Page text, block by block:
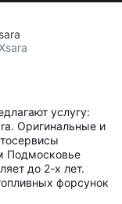
услугу:
Оригинальные и
Подмосковье
до 2-х лет.
форсунок